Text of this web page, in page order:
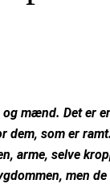
mænd. Det er
dem, som er ramt.
arme, selve
men